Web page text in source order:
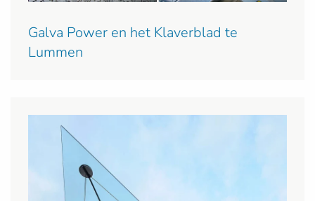
Galva Power en het Klaverblad te
Lummen